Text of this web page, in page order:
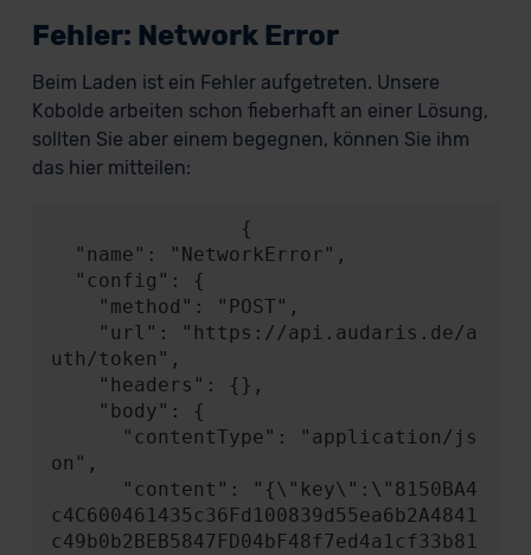
Fehler: Network Error
Beim Laden ist ein Fehler aufgetreten. Unsere
Kobolde arbeiten schon fieberhaft an einer Lösung,
sollten Sie aber einem begegnen, können Sie ihm
das hier mitteilen:
uth/token",
on",
c4C600461435c36Fd100839d55ea6b2A4841
c49b0b2BEB5847FD04bF48f7ed4a1cf33b81